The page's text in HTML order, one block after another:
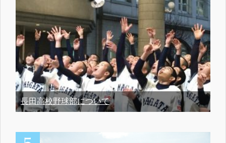
長田高校野球部について